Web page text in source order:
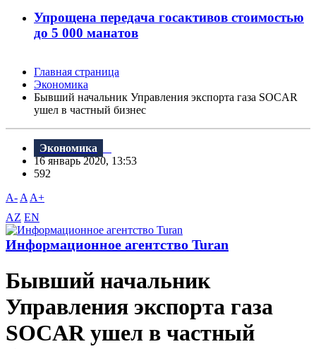
Упрощена передача госактивов стоимостью
до 5 000 манатов
Главная страница
Экономика
Бывший начальник Управления экспорта газа SOCAR
ушел в частный бизнес
Экономика
16 январь 2020, 13:53
592
A- A A+
AZ EN
Информационное агентство Turan
Бывший начальник
Управления экспорта газа
SOCAR ушел в частный